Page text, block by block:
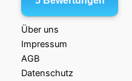
Über uns
Impressum
AGB
Datenschutz